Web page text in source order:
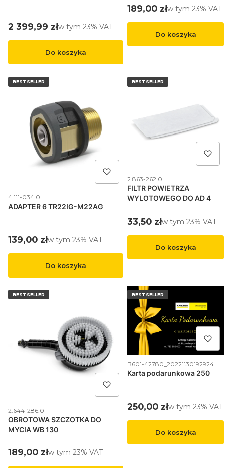
Cena brutto
2 399,99 złw tym %s VAT
w tym 23% VAT
Do koszyka
Cena brutto
189,00 złw tym %s VAT
w tym 23% VAT
Do koszyka
BESTSELLER
Kod produktu
4.111-034.0
ADAPTER 6 TR22IG-M22AG
Cena brutto
139,00 złw tym %s VAT
w tym 23% VAT
Do koszyka
BESTSELLER
Kod produktu
2.863-262.0
FILTR POWIETRZA
WYLOTOWEGO DO AD 4
Cena brutto
33,50 złw tym %s VAT
w tym 23% VAT
Do koszyka
BESTSELLER
Kod produktu
2.644-286.0
OBROTOWA SZCZOTKA DO
MYCIA WB 130
Cena brutto
189,00 złw tym %s VAT
w tym 23% VAT
BESTSELLER
Kod produktu
B601-42780_20221130192924
Karta podarunkowa 250
Cena brutto
250,00 złw tym %s VAT
w tym 23% VAT
Do koszyka